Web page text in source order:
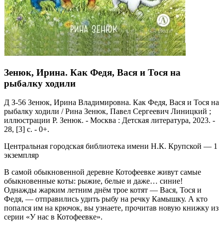
Зенюк, Ирина. Как Федя, Вася и Тося на
рыбалку ходили
Д З-56 Зенюк, Ирина Владимировна. Как Федя, Вася и Тося на
рыбалку ходили / Рина Зенюк, Павел Сергеевич Линицкий ;
иллюстрации Р. Зенюк. - Москва : Детская литература, 2023. -
28, [3] с. - 0+.
Центральная городская библиотека имени Н.К. Крупской — 1
экземпляр
В самой обыкновенной деревне Котофеевке живут самые
обыкновенные коты: рыжие, белые и даже… синие!
Однажды жарким летним днём трое котят — Вася, Тося и
Федя, — отправились удить рыбу на речку Камышку. А кто
попался им на крючок, вы узнаете, прочитав новую книжку из
серии «У нас в Котофеевке».